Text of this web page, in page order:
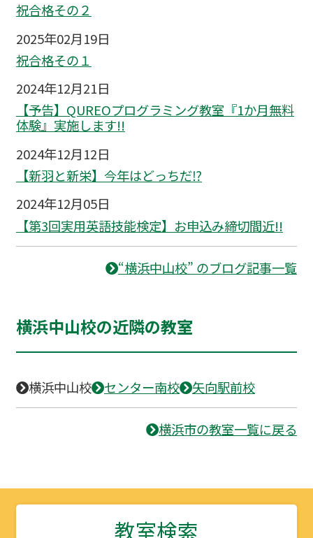
祝合格その２
2025年02月19日
祝合格その１
2024年12月21日
【予告】QUREOプログラミング教室『1か月無料
体験』実施します!!
2024年12月12日
【新羽と新栄】今年はどっちだ⁉
2024年12月05日
【第3回実用英語技能検定】お申込み締切間近!!
“横浜中山校” のブログ記事一覧
横浜中山校の近隣の教室
横浜中山校 センター南校 矢向駅前校
横浜市の教室一覧に戻る
教室検索